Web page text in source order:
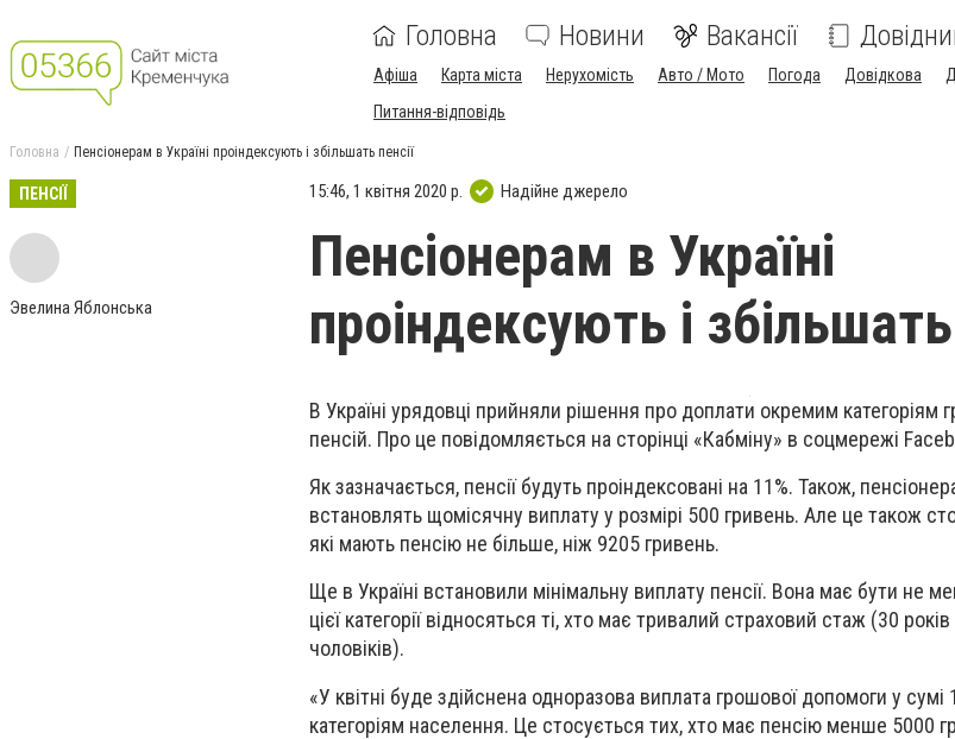
Головна Новини Вакансії
Афіша Карта міста Нерухомість Авто / Мото Погода Довідкова
Питання-відповідь
Головна Пенсіонерам в Україні проіндексують і збільшать пенсії
ПЕНСІЇ
Эвелина Яблонська
15:46, 1 квітня 2020 р. Надійне джерело
Пенсіонерам в Україні
проіндексують і збільшать
В Україні урядовці прийняли рішення про доплати окремим категоріям
пенсій. Про це повідомляється на сторінці «Кабміну» в соцмережі
Як зазначається, пенсії будуть проіндексовані на 11%. Також,
встановлять щомісячну виплату у розмірі 500 гривень. Але це також
які мають пенсію не більше, ніж 9205 гривень.
Ще в Україні встановили мінімальну виплату пенсії. Вона має бути не
цієї категорії відносяться ті, хто має тривалий страховий стаж (30
чоловіків).
«У квітні буде здійснена одноразова виплата грошової допомоги у
категоріям населення. Це стосується тих, хто має пенсію менше 5000